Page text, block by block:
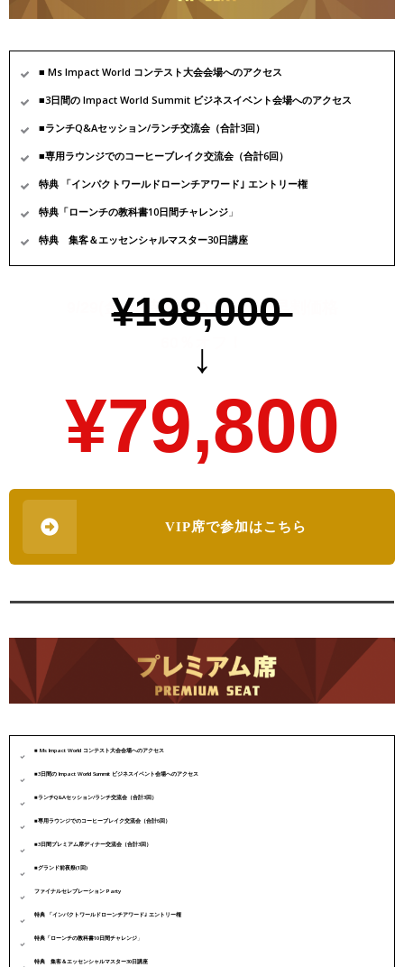
■ Ms Impact World コンテスト大会会場へのアクセス
■3日間の Impact World Summit ビジネスイベント会場へのアクセス
■ランチQ&Aセッション/ランチ交流会（合計3回）
■専用ラウンジでのコーヒーブレイク交流会（合計6回）
特典 「インパクトワールドローンチアワード｣ エントリー権
特典「ローンチの教科書10日間チャレンジ 」
特典 集客＆エッセンシャルマスター30日講座
9/29(金)22時までのスーパー早割価格
¥198,000
↓
¥79,800
VIP席で参加はこちら
■ Ms Impact World コンテスト大会会場へのアクセス
■3日間の Impact World Summit ビジネスイベント会場へのアクセス
■ランチQ&Aセッション/ランチ交流会（合計3回）
■専用ラウンジでのコーヒーブレイク交流会（合計6回）
■3日間プレミアム席ディナー交流会（合計3回）
■グランド前夜祭(1回)
ファイナルセレブレーション Party
特典 「インパクトワールドローンチアワード｣ エントリー権
特典「ローンチの教科書10日間チャレンジ 」
特典 集客＆エッセンシャルマスター30日講座